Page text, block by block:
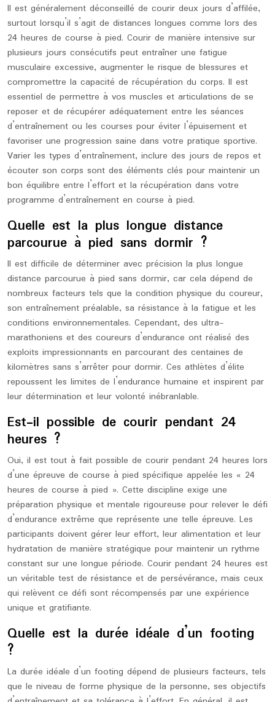
Il est généralement déconseillé de courir deux jours d’affilée,
surtout lorsqu’il s’agit de distances longues comme lors des
24 heures de course à pied. Courir de manière intensive sur
plusieurs jours consécutifs peut entraîner une fatigue
musculaire excessive, augmenter le risque de blessures et
compromettre la capacité de récupération du corps. Il est
essentiel de permettre à vos muscles et articulations de se
reposer et de récupérer adéquatement entre les séances
d’entraînement ou les courses pour éviter l’épuisement et
favoriser une progression saine dans votre pratique sportive.
Varier les types d’entraînement, inclure des jours de repos et
écouter son corps sont des éléments clés pour maintenir un
bon équilibre entre l’effort et la récupération dans votre
programme d’entraînement en course à pied.
Quelle est la plus longue distance
parcourue à pied sans dormir ?
Il est difficile de déterminer avec précision la plus longue
distance parcourue à pied sans dormir, car cela dépend de
nombreux facteurs tels que la condition physique du coureur,
son entraînement préalable, sa résistance à la fatigue et les
conditions environnementales. Cependant, des ultra-
marathoniens et des coureurs d’endurance ont réalisé des
exploits impressionnants en parcourant des centaines de
kilomètres sans s’arrêter pour dormir. Ces athlètes d’élite
repoussent les limites de l’endurance humaine et inspirent par
leur détermination et leur volonté inébranlable.
Est-il possible de courir pendant 24
heures ?
Oui, il est tout à fait possible de courir pendant 24 heures lors
d’une épreuve de course à pied spécifique appelée les « 24
heures de course à pied ». Cette discipline exige une
préparation physique et mentale rigoureuse pour relever le défi
d’endurance extrême que représente une telle épreuve. Les
participants doivent gérer leur effort, leur alimentation et leur
hydratation de manière stratégique pour maintenir un rythme
constant sur une longue période. Courir pendant 24 heures est
un véritable test de résistance et de persévérance, mais ceux
qui relèvent ce défi sont récompensés par une expérience
unique et gratifiante.
Quelle est la durée idéale d’un footing
?
La durée idéale d’un footing dépend de plusieurs facteurs, tels
que le niveau de forme physique de la personne, ses objectifs